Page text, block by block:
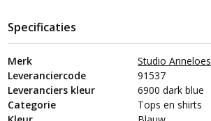
Specificaties
Merk
Studio Anneloes
Leveranciercode
91537
Leveranciers kleur
6900 dark blue
Categorie
Tops en shirts